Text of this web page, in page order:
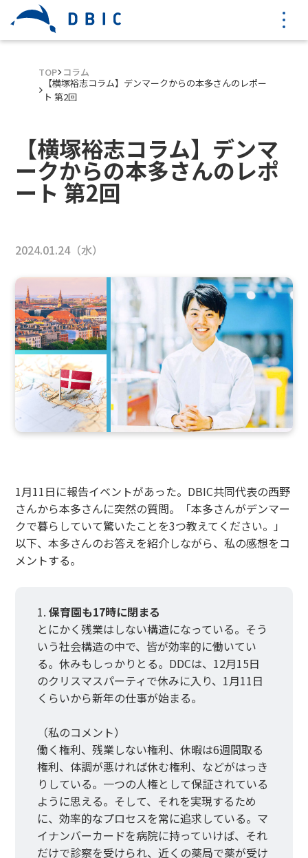
TOP コラム
【横塚裕志コラム】デンマークからの本多さんのレポー
ト 第2回
【横塚裕志コラム】デンマ
ークからの本多さんのレポ
ート 第2回
2024.01.24（水）
1月11日に報告イベントがあった。DBIC共同代表の西野
さんから本多さんに突然の質問。「本多さんがデンマー
クで暮らしていて驚いたことを3つ教えてください。」
以下、本多さんのお答えを紹介しながら、私の感想をコ
メントする。
保育園も17時に閉まる
とにかく残業はしない構造になっている。そう
いう社会構造の中で、皆が効率的に働いてい
る。休みもしっかりとる。DDCは、12月15日
のクリスマスパーティで休みに入り、1月11日
くらいから新年の仕事が始まる。
（私のコメント）
働く権利、残業しない権利、休暇は6週間取る
権利、体調が悪ければ休む権利、などがはっき
りしている。一つの人権として保証されている
ように思える。そして、それを実現するため
に、効率的なプロセスを常に追求している。マ
イナンバーカードを病院に持っていけば、それ
だけで診察を受けられ、近くの薬局で薬が受け